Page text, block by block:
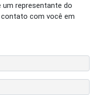
representante do
com você em